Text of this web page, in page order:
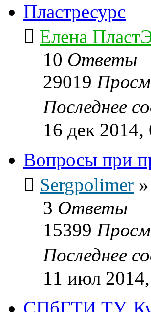
Пластресурс
Елена
10 Ответы
29019
Последнее
16 дек 2014,
Вопросы при
Sergpolimer »
3 Ответы
15399
Последнее
11 июл
СПбГТИ ТУ.